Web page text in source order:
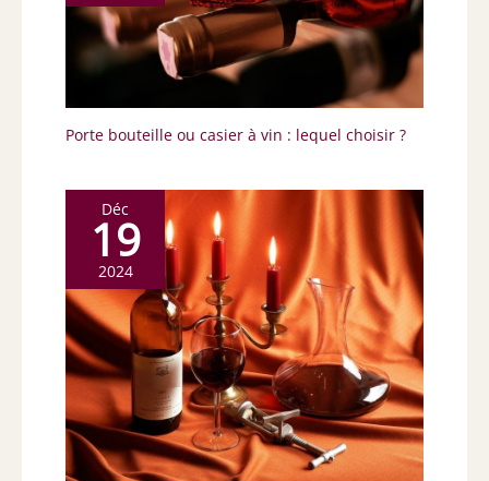
Porte bouteille ou casier à vin : lequel choisir ?
Déc
19
2024